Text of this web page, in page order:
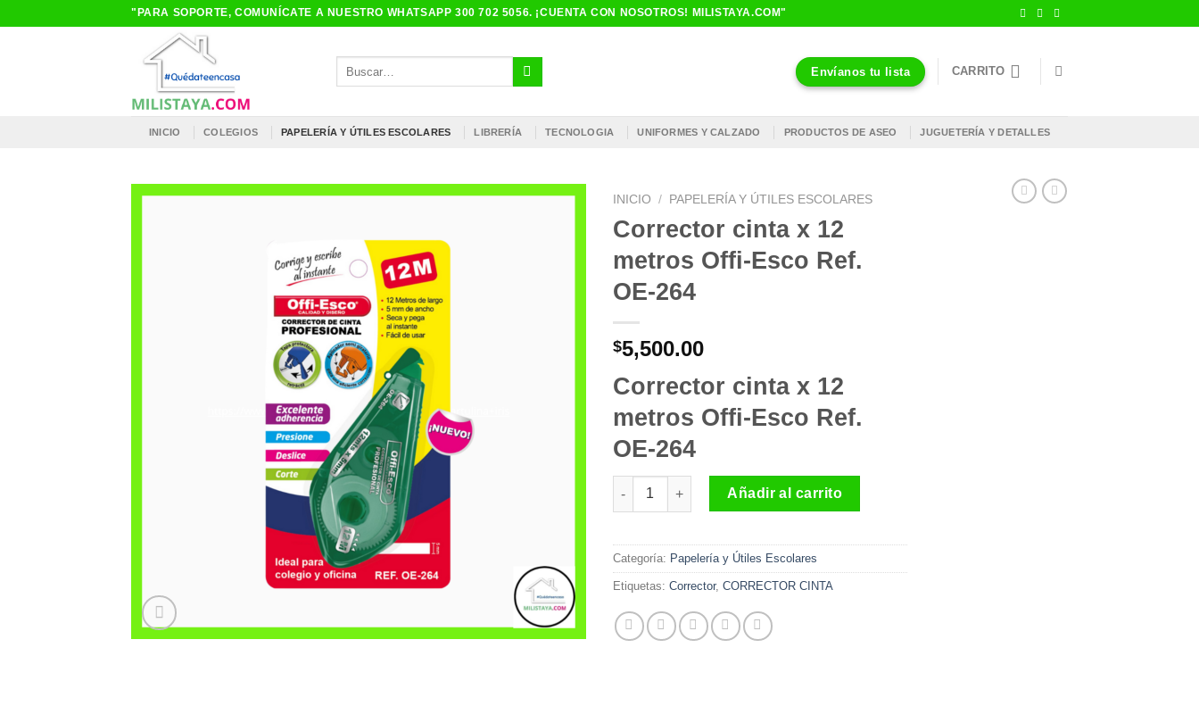
"PARA SOPORTE, COMUNÍCATE A NUESTRO WHATSAPP 300 702 5056. ¡CUENTA CON NOSOTROS! MILISTAYA.COM"
Envíanos tu lista CARRITO
INICIO COLEGIOS PAPELERÍA Y ÚTILES ESCOLARES LIBRERÍA TECNOLOGIA UNIFORMES Y CALZADO PRODUCTOS DE ASEO JUGUETERÍA Y DETALLES
INICIO / PAPELERÍA Y ÚTILES ESCOLARES
Corrector cinta x 12
metros Offi-Esco Ref.
OE-264
$5,500.00
Corrector cinta x 12
metros Offi-Esco Ref.
OE-264
Corrector cinta x 12 metros Offi-Esco Ref. OE-264 cantidad
Añadir al carrito
Categoría: Papelería y Útiles Escolares
Etiquetas: Corrector, CORRECTOR CINTA